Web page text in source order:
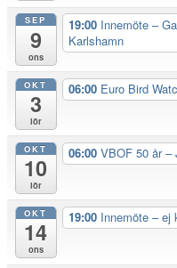
SEP
9
ons
19:00 Innemöte –
Karlshamn
OKT
3
lör
06:00 Euro Bird
OKT
10
lör
06:00 VBOF 50 år –
OKT
14
ons
19:00 Innemöte – ej